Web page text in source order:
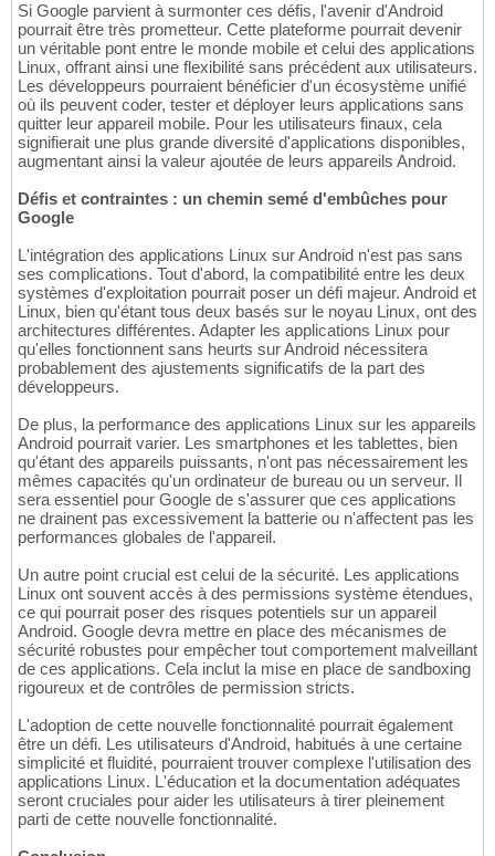
Si Google parvient à surmonter ces défis, l'avenir d'Android
pourrait être très prometteur. Cette plateforme pourrait devenir
un véritable pont entre le monde mobile et celui des applications
Linux, offrant ainsi une flexibilité sans précédent aux utilisateurs.
Les développeurs pourraient bénéficier d'un écosystème unifié
où ils peuvent coder, tester et déployer leurs applications sans
quitter leur appareil mobile. Pour les utilisateurs finaux, cela
signifierait une plus grande diversité d'applications disponibles,
augmentant ainsi la valeur ajoutée de leurs appareils Android.
Défis et contraintes : un chemin semé d'embûches pour
Google
L'intégration des applications Linux sur Android n'est pas sans
ses complications. Tout d'abord, la compatibilité entre les deux
systèmes d'exploitation pourrait poser un défi majeur. Android et
Linux, bien qu'étant tous deux basés sur le noyau Linux, ont des
architectures différentes. Adapter les applications Linux pour
qu'elles fonctionnent sans heurts sur Android nécessitera
probablement des ajustements significatifs de la part des
développeurs.
De plus, la performance des applications Linux sur les appareils
Android pourrait varier. Les smartphones et les tablettes, bien
qu'étant des appareils puissants, n'ont pas nécessairement les
mêmes capacités qu'un ordinateur de bureau ou un serveur. Il
sera essentiel pour Google de s'assurer que ces applications
ne drainent pas excessivement la batterie ou n'affectent pas les
performances globales de l'appareil.
Un autre point crucial est celui de la sécurité. Les applications
Linux ont souvent accès à des permissions système étendues,
ce qui pourrait poser des risques potentiels sur un appareil
Android. Google devra mettre en place des mécanismes de
sécurité robustes pour empêcher tout comportement malveillant
de ces applications. Cela inclut la mise en place de sandboxing
rigoureux et de contrôles de permission stricts.
L'adoption de cette nouvelle fonctionnalité pourrait également
être un défi. Les utilisateurs d'Android, habitués à une certaine
simplicité et fluidité, pourraient trouver complexe l'utilisation des
applications Linux. L'éducation et la documentation adéquates
seront cruciales pour aider les utilisateurs à tirer pleinement
parti de cette nouvelle fonctionnalité.